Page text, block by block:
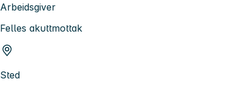
Arbeidsgiver
Felles akuttmottak
Sted